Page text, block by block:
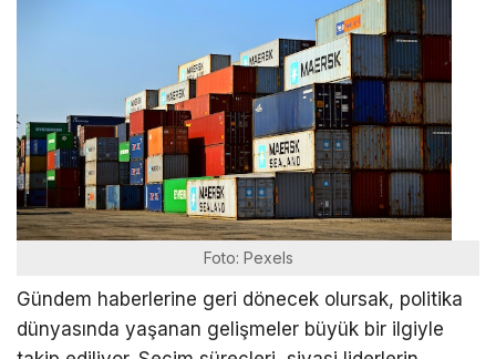
Foto: Pexels
Gündem haberlerine geri dönecek olursak, politika
dünyasında yaşanan gelişmeler büyük bir ilgiyle